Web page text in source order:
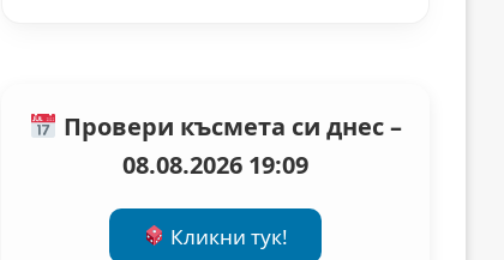
Провери късмета си днес –
08.08.2026 19:09
Кликни тук!